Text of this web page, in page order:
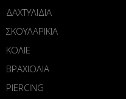
ΔΑΧΤΥΛΙΔΙΑ
ΣΚΟΥΛΑΡΙΚΙΑ
ΚΟΛΙΕ
ΒΡΑΧΙΟΛΙΑ
PIERCING